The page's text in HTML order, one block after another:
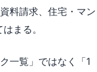
料請求、住宅・マン
まる。
一覧」ではなく「1